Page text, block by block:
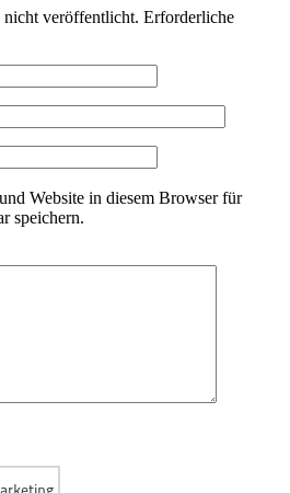
veröffentlicht. Erforderliche
Website in diesem Browser für
speichern.